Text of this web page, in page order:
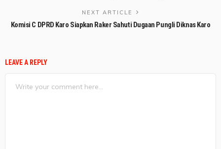
NEXT ARTICLE
Komisi C DPRD Karo Siapkan Raker Sahuti Dugaan Pungli Diknas Karo
LEAVE A REPLY